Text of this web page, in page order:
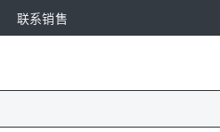
联系销售